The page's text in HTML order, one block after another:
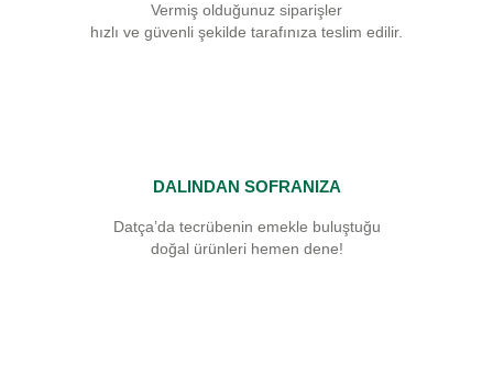
Vermiş olduğunuz siparişler
hızlı ve güvenli şekilde tarafınıza teslim edilir.
DALINDAN SOFRANIZA
Datça’da tecrübenin emekle buluştuğu
doğal ürünleri hemen dene!